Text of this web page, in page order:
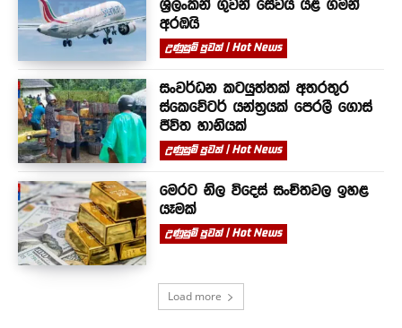
ශ්‍රීලංකන් ගුවන් සේවය යළි ගමන්
අරඹයි
උණුසුම් පුවත් | Hot News
සංවර්ධන කටයුත්තක් අතරතුර
ස්කෙවේටර් යන්ත්‍රයක් පෙරලී ගොස්
ජීවිත හානියක්
උණුසුම් පුවත් | Hot News
මෙරට නිල විදෙස් සංචිතවල ඉහළ
යෑමක්
උණුසුම් පුවත් | Hot News
Load more